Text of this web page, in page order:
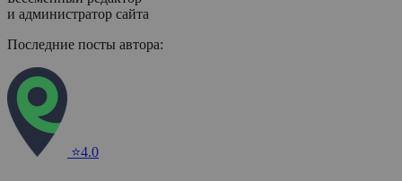
и администратор сайта
Последние посты автора:
⭐4.0